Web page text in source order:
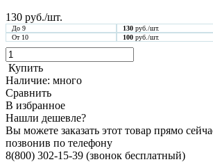
130 руб./шт.
До 9 130 руб./шт.
От 10
100 руб./шт.
Купить
Наличие: много
Сравнить
В избранное
Нашли дешевле?
Вы можете заказать этот товар прямо
позвонив по телефону
8(800) 302-15-39 (звонок бесплатный)